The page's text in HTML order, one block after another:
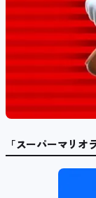
「スーパーマリオ